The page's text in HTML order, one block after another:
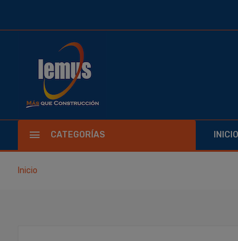
CATEGORÍAS INICIO
Inicio